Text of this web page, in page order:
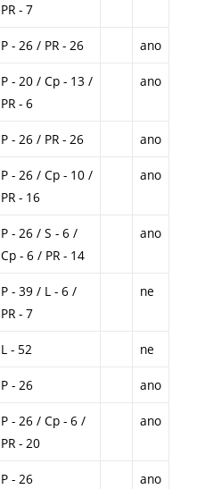
PR - 7
P - 26 / PR - 26 ano
P - 20 / Cp - 13 /
PR - 6
ano
P - 26 / PR - 26 ano
P - 26 / Cp - 10 /
PR - 16
ano
P - 26 / S - 6 /
Cp - 6 / PR - 14
ano
P - 39 / L - 6 /
PR - 7
ne
L - 52 ne
P - 26 ano
P - 26 / Cp - 6 /
PR - 20
ano
P - 26 ano